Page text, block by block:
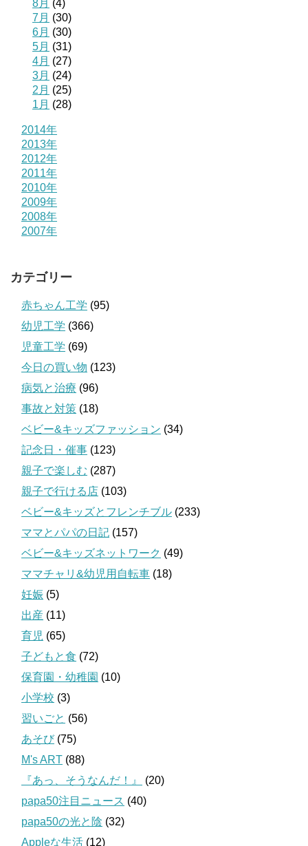
8月 (4)
7月 (30)
6月 (30)
5月 (31)
4月 (27)
3月 (24)
2月 (25)
1月 (28)
2014年
2013年
2012年
2011年
2010年
2009年
2008年
2007年
カテゴリー
赤ちゃん工学 (95)
幼児工学 (366)
児童工学 (69)
今日の買い物 (123)
病気と治療 (96)
事故と対策 (18)
ベビー&キッズファッション (34)
記念日・催事 (123)
親子で楽しむ (287)
親子で行ける店 (103)
ベビー&キッズとフレンチブル (233)
ママとパパの日記 (157)
ベビー&キッズネットワーク (49)
ママチャリ&幼児用自転車 (18)
妊娠 (5)
出産 (11)
育児 (65)
子どもと食 (72)
保育園・幼稚園 (10)
小学校 (3)
習いごと (56)
あそび(75)
M's ART (88)
『あっ、そうなんだ！』
(20)
papa50注目ニュース (40)
papa50の光と陰 (32)
Appleな生活 (12)